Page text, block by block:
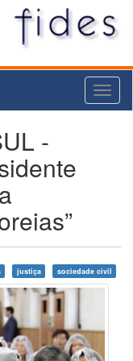
-
justiça sociedade civil